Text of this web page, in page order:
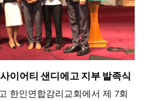
이어티 샌디에고 지부 발족식
한인연합감리교회에서 제 7회